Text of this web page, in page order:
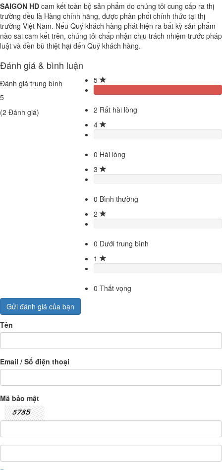
SAIGON HD cam kết toàn bộ sản phẩm do chúng tôi cung cấp ra thị
trường đều là Hàng chính hãng, được phân phối chính thức tại thị
trường Việt Nam. Nếu Quý khách hàng phát hiện ra bất kỳ sản phẩm
nào sai cam kết trên, chúng tôi chấp nhận chịu trách nhiệm trước pháp
luật và đền bù thiệt hại đến Quý khách hàng.
Đánh giá & bình luận
Đánh giá trung bình
5
(2 Đánh giá)
5
2 Rất hài lòng
4
0 Hài lòng
3
0 Bình thường
2
0 Dưới trung bình
1
0 Thất vọng
Gửi đánh giá của bạn
Tên
Email / Số điện thoại
Mã bảo mật